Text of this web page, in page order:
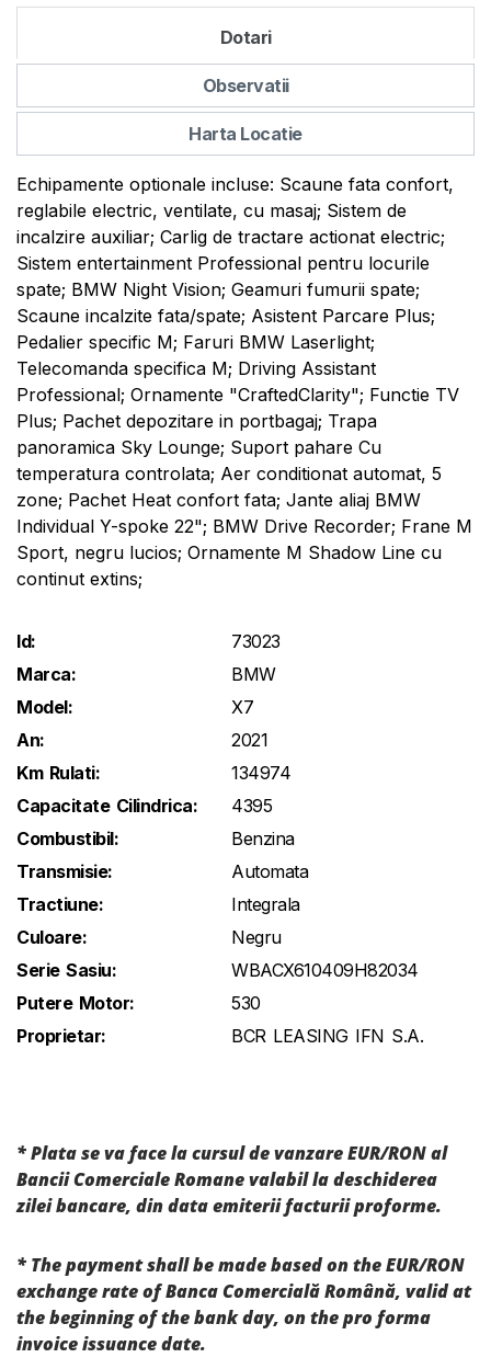
Dotari
Observatii
Harta Locatie
Echipamente optionale incluse: Scaune fata confort,
reglabile electric, ventilate, cu masaj; Sistem de
incalzire auxiliar; Carlig de tractare actionat electric;
Sistem entertainment Professional pentru locurile
spate; BMW Night Vision; Geamuri fumurii spate;
Scaune incalzite fata/spate; Asistent Parcare Plus;
Pedalier specific M; Faruri BMW Laserlight;
Telecomanda specifica M; Driving Assistant
Professional; Ornamente "CraftedClarity"; Functie TV
Plus; Pachet depozitare in portbagaj; Trapa
panoramica Sky Lounge; Suport pahare Cu
temperatura controlata; Aer conditionat automat, 5
zone; Pachet Heat confort fata; Jante aliaj BMW
Individual Y-spoke 22"; BMW Drive Recorder; Frane M
Sport, negru lucios; Ornamente M Shadow Line cu
continut extins;
Id:
73023
Marca:
BMW
Model:
X7
An:
2021
Km Rulati:
134974
Capacitate Cilindrica:
4395
Combustibil:
Benzina
Transmisie:
Automata
Tractiune:
Integrala
Culoare:
Negru
Serie Sasiu:
WBACX610409H82034
Putere Motor:
530
Proprietar:
BCR LEASING IFN S.A.
* Plata se va face la cursul de vanzare EUR/RON al
Bancii Comerciale Romane valabil la deschiderea
zilei bancare, din data emiterii facturii proforme.
* The payment shall be made based on the EUR/RON
exchange rate of Banca Comercială Română, valid at
the beginning of the bank day, on the pro forma
invoice issuance date.